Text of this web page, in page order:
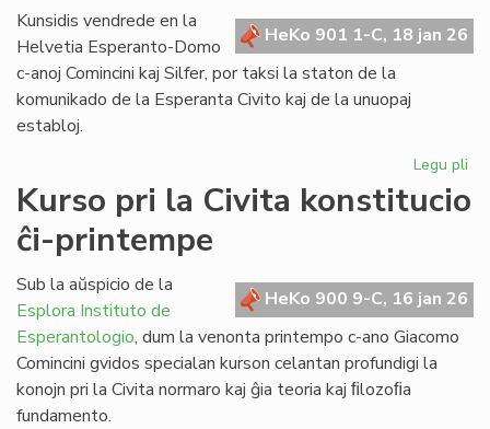
HeKo 901 1-C, 18 jan 26
Kunsidis vendrede en la
Helvetia Esperanto-Domo
c-anoj Comincini kaj Silfer, por taksi la staton de la
komunikado de la Esperanta Civito kaj de la unuopaj
establoj.
Legu pli
kaj
Kurso pri la Civita konstitucio
ĉi-printempe
HeKo 900 9-C, 16 jan 26
Sub la aŭspicio de la
Esplora Instituto de
Esperantologio, dum la venonta printempo c-ano Giacomo
Comincini gvidos specialan kurson celantan profundigi la
konojn pri la Civita normaro kaj ĝia teoria kaj ﬁlozoﬁa
fundamento.